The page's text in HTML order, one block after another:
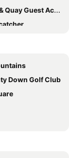
Guest Accommodation
Hotel
Dundalk
Down Golf Club